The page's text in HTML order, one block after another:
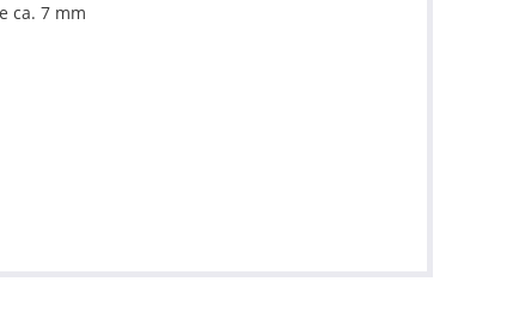
ca. 7 mm